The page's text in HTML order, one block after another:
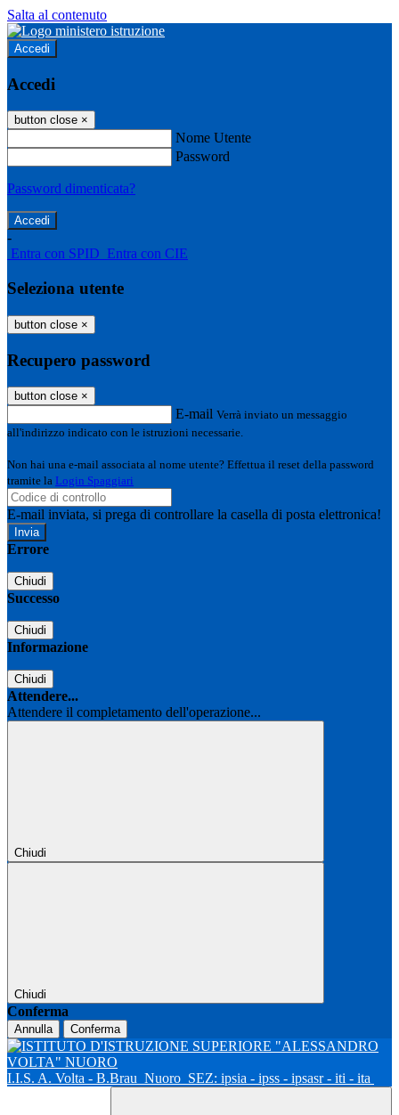
Salta al contenuto
Accedi
Accedi
button close ×
Nome Utente
Password
Password dimenticata?
-
Entra con SPID Entra con CIE
Seleziona utente
button close ×
Recupero password
button close ×
E-mail Verrà inviato un messaggio
all'indirizzo indicato con le istruzioni necessarie.
Non hai una e-mail associata al nome utente? Effettua il reset della password
tramite la Login Spaggiari
E-mail inviata, si prega di controllare la casella di posta elettronica!
Errore
Chiudi
Successo
Chiudi
Informazione
Chiudi
Attendere...
Attendere il completamento dell'operazione...
Chiudi
Chiudi
Conferma
Annulla Conferma
I.I.S. A. Volta - B.Brau Nuoro SEZ: ipsia - ipss - ipsasr - iti - ita